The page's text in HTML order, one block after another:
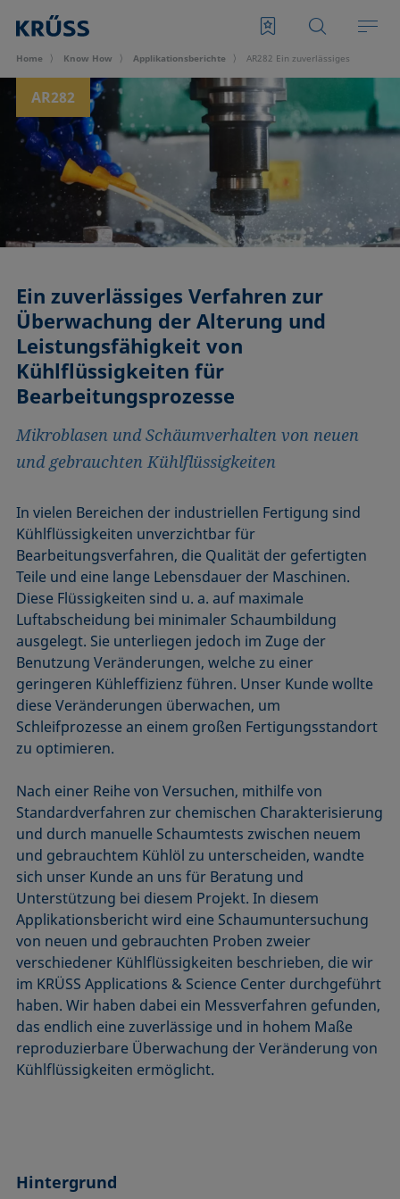
Home Know How Applikationsberichte AR282 Ein zuverlässiges
AR282
Ein zuverlässiges Verfahren zur
Überwachung der Alterung und
Leistungsfähigkeit von
Kühlflüssigkeiten für
Bearbeitungsprozesse
Mikroblasen und Schäumverhalten von neuen
und gebrauchten Kühlflüssigkeiten
In vielen Bereichen der industriellen Fertigung sind
Kühlflüssigkeiten unverzichtbar für
Bearbeitungsverfahren, die Qualität der gefertigten
Teile und eine lange Lebensdauer der Maschinen.
Diese Flüssigkeiten sind u. a. auf maximale
Luftabscheidung bei minimaler Schaumbildung
ausgelegt. Sie unterliegen jedoch im Zuge der
Benutzung Veränderungen, welche zu einer
geringeren Kühleffizienz führen. Unser Kunde wollte
diese Veränderungen überwachen, um
Schleifprozesse an einem großen Fertigungsstandort
zu optimieren.
Nach einer Reihe von Versuchen, mithilfe von
Standardverfahren zur chemischen Charakterisierung
und durch manuelle Schaumtests zwischen neuem
und gebrauchtem Kühlöl zu unterscheiden, wandte
sich unser Kunde an uns für Beratung und
Unterstützung bei diesem Projekt. In diesem
Applikationsbericht wird eine Schaumuntersuchung
von neuen und gebrauchten Proben zweier
verschiedener Kühlflüssigkeiten beschrieben, die wir
im KRÜSS Applications & Science Center durchgeführt
haben. Wir haben dabei ein Messverfahren gefunden,
das endlich eine zuverlässige und in hohem Maße
reproduzierbare Überwachung der Veränderung von
Kühlflüssigkeiten ermöglicht.
Hintergrund